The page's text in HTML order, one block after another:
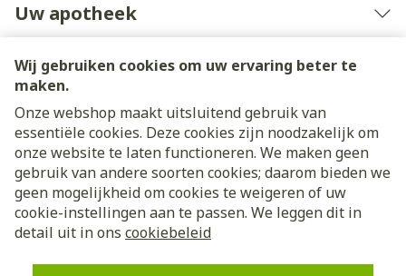
Wij gebruiken cookies om uw ervaring beter te
maken.
Onze webshop maakt uitsluitend gebruik van
essentiële cookies. Deze cookies zijn noodzakelijk om
onze website te laten functioneren. We maken geen
gebruik van andere soorten cookies; daarom bieden we
geen mogelijkheid om cookies te weigeren of uw
cookie-instellingen aan te passen. We leggen dit in
detail uit in ons cookiebeleid
Uw apotheek
Juridische links